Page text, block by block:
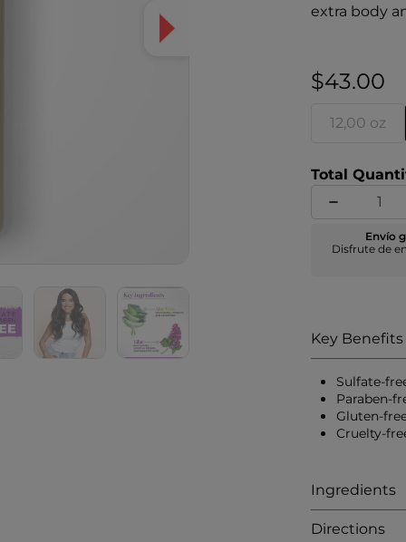
extra body
feeling,
$43.00
12,00 oz
Total
Envío
Disfrute de
Key Benefits
Sulfate-
Paraben-
Gluten-
Cruelty-
Ingredients
Directions